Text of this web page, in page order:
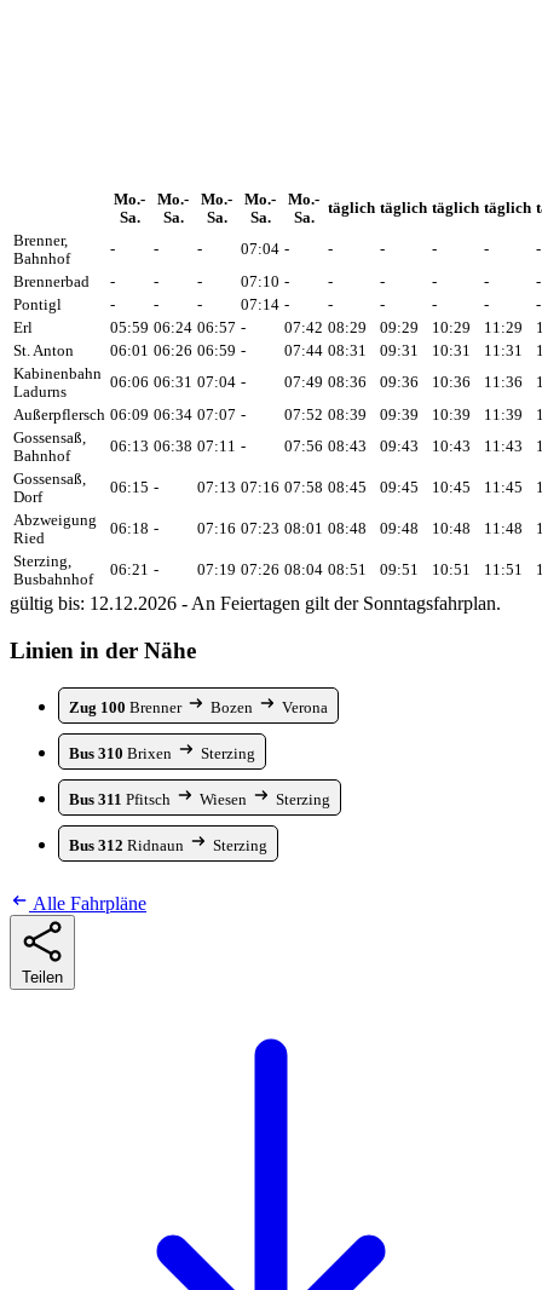
Mo.-
Sa.
Mo.-
Sa.
Mo.-
Sa.
Mo.-
Sa.
Mo.-
Sa.
täglich täglich täglich täglich
Brenner,
Bahnhof
- - - 07:04 - - - - -
-
Brennerbad
- - - 07:10 - - - - -
-
Pontigl
- - - 07:14 - - - - -
-
Erl
05:59 06:24 06:57 - 07:42 08:29 09:29 10:29 11:29
St. Anton
06:01 06:26 06:59 - 07:44 08:31 09:31 10:31 11:31
Kabinenbahn
Ladurns
06:06 06:31 07:04 - 07:49 08:36 09:36 10:36 11:36
Außerpflersch 06:09 06:34 07:07 - 07:52 08:39 09:39 10:39 11:39
Gossensaß,
Bahnhof
06:13 06:38 07:11 - 07:56 08:43 09:43 10:43 11:43
Gossensaß,
Dorf
06:15 - 07:13 07:16 07:58 08:45 09:45 10:45 11:45
Abzweigung
Ried
06:18 - 07:16 07:23 08:01 08:48 09:48 10:48 11:48
Sterzing,
Busbahnhof
06:21 - 07:19 07:26 08:04 08:51 09:51 10:51 11:51
gültig bis: 12.12.2026 - An Feiertagen gilt der Sonntagsfahrplan.
Linien in der Nähe
Zug 100 Brenner Bozen Verona
Bus 310 Brixen Sterzing
Bus 311 Pfitsch Wiesen Sterzing
Bus 312 Ridnaun Sterzing
Alle Fahrpläne
Teilen